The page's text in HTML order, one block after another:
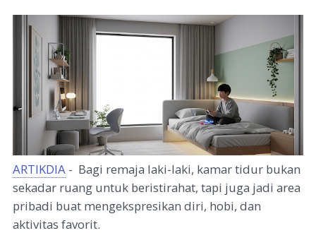
ARTIKDIA - Bagi remaja laki-laki, kamar tidur bukan
sekadar ruang untuk beristirahat, tapi juga jadi area
pribadi buat mengekspresikan diri, hobi, dan
aktivitas favorit.